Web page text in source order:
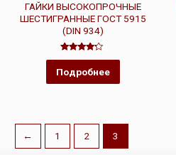
ГАЙКИ ВЫСОКОПРОЧНЫЕ
ШЕСТИГРАННЫЕ ГОСТ 5915
(DIN 934)
Оценка
из 5
Подробнее
← 1 2 3